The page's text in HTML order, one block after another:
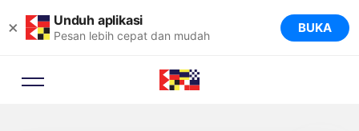
× Unduh aplikasi
Pesan lebih cepat dan mudah BUKA